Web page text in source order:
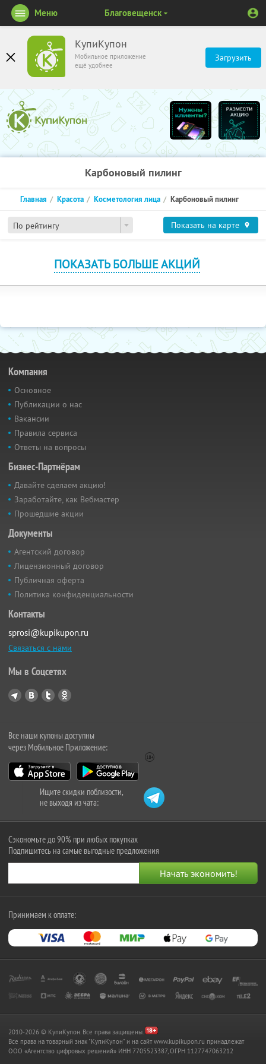
КупиКупон
Мобильное приложение
ещё удобнее
Загрузить
Меню Благовещенск
Карбоновый пилинг
По рейтингу
Главная Красота Косметология лица Карбоновый пилинг
Показать на карте
ПОКАЗАТЬ БОЛЬШЕ АКЦИЙ
Компания
Основное
Публикации о нас
Вакансии
Правила сервиса
Ответы на вопросы
Бизнес-Партнёрам
Давайте сделаем акцию!
Заработайте, как Вебмастер
Прошедшие акции
Документы
Агентский договор
Лицензионный договор
Публичная оферта
Политика конфиденциальности
Контакты
sprosi@kupikupon.ru
Связаться с нами
Мы в Соцсетях
Все наши купоны доступны
через Мобильное Приложение:
Ищите скидки поблизости,
не выходя из чата:
Сэкономьте до 90% при любых покупках
Подпишитесь на самые выгодные предложения
Принимаем к оплате:
2010-2026 © КупиКупон. Все права защищены.
Все права на товарный знак "КупиКупон" и на сайт www.kupikupon.ru принадлежат
OOO «Агентство цифровых решений» ИНН 7705523387, ОГРН 1127747063212